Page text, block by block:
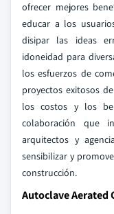
ofrecer mejores
educar a los
disipar las ideas
idoneidad para
los esfuerzos de
proyectos exitosos
los costos y los
colaboración que
arquitectos y
sensibilizar y
construcción.
Autoclave Aerated